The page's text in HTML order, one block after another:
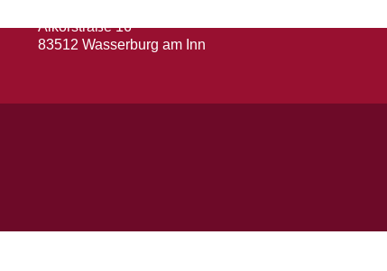
Alkorstraße 16
83512 Wasserburg am Inn